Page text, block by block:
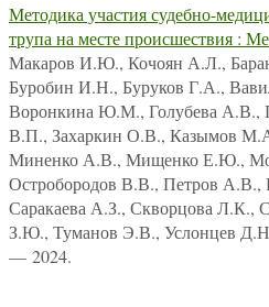
Методика участия судебно-
трупа на месте происшествия :
Макаров И.Ю., Кочоян А.Л.,
Буробин И.Н., Буруков Г.А.,
Воронкина Ю.М., Голубева А.В.,
В.П., Захаркин О.В., Казымов
Миненко А.В., Мищенко Е.Ю.,
Остробородов В.В., Петров
Саракаева А.З., Скворцова Л.К.,
З.Ю., Туманов Э.В., Услонцев
— 2024.